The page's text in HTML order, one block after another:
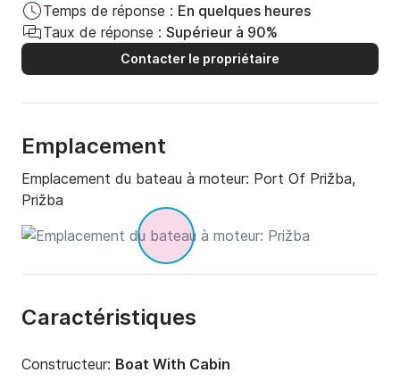
Temps de réponse : En quelques heures
Taux de réponse : Supérieur à 90%
Contacter le propriétaire
Emplacement
Emplacement du bateau à moteur: Port Of Prižba,
Prižba
Caractéristiques
Constructeur: Boat With Cabin